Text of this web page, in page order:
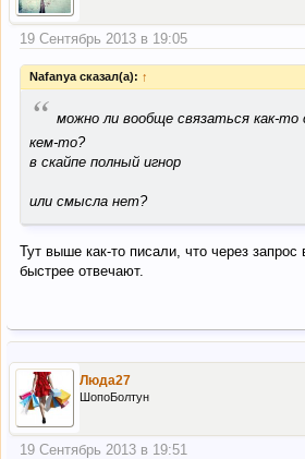
19 Сентябрь 2013 в 19:05
Nafanya сказал(а): ↑
“ можно ли вообще связаться как-то
кем-то?
в скайпе полный игнор
или смысла нет?
Тут выше как-то писали, что через запрос
быстрее отвечают.
Люда27
ШопоБолтун
19 Сентябрь 2013 в 19:51